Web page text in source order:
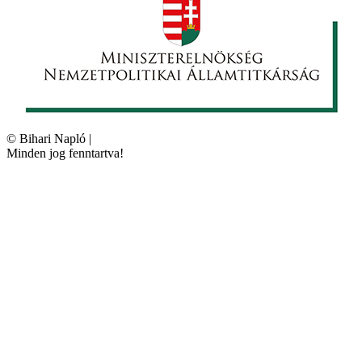
© Bihari Napló |
Minden jog fenntartva!